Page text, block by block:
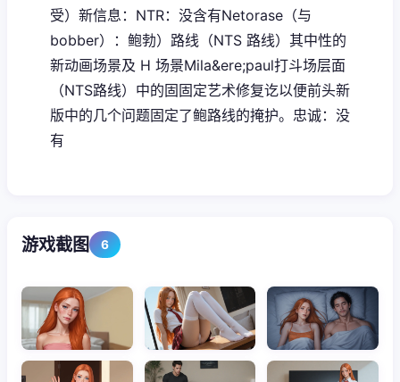
受）新信息：NTR：没含有Netorase（与
bobber）：鲍勃）路线（NTS 路线）其中性的
新动画场景及 H 场景Mila&ere;paul打斗场层面
（NTS路线）中的固固定艺术修复讫以便前头新
版中的几个问题固定了鲍路线的掩护。忠诚：没
有
游戏截图 6